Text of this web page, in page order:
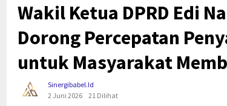
Wakil Ketua DPRD Edi
Dorong Percepatan
untuk Masyarakat
Sinergibabel.id
2 Juni 2026
21 Dilihat